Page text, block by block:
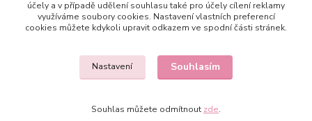
PO-PÁ 10-20h., SO+NE 14-20h.
účely a v případě udělení souhlasu také pro účely cílení reklamy
využíváme soubory cookies. Nastavení vlastních preferencí
cookies můžete kdykoli upravit odkazem ve spodní části stránek.
Nastavení Souhlasím
Souhlas můžete odmítnout zde.